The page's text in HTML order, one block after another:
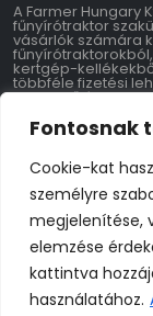
Fontosnak
Cookie-kat
személyre
megjelenítése,
elemzése
kattintva
használatához.
A Farmer Hungary
fűnyírótraktor
vásárlók számára
kertgép-
többféle fizetési
egyszerű és gyors
Wortex, Speroni,
garantálja a
Kontakt
Farmer Hungary Kft.
9700 Szombathely
Adószám:
Tel: 06-70-795-